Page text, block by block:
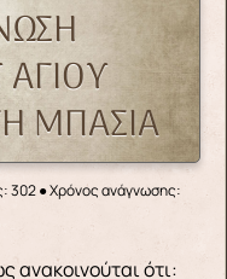
ΜΠΑΣΙΑ
302● Χρόνος ανάγνωσης:
ανακοινούται ότι: